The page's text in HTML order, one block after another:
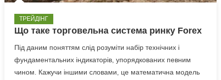
ТРЕЙДІНГ
Що таке торговельна система ринку Forex
Під даним поняттям слід розуміти набір технічних і
фундаментальних індикаторів, упорядкованих певним
чином. Кажучи іншими словами, це математична модель